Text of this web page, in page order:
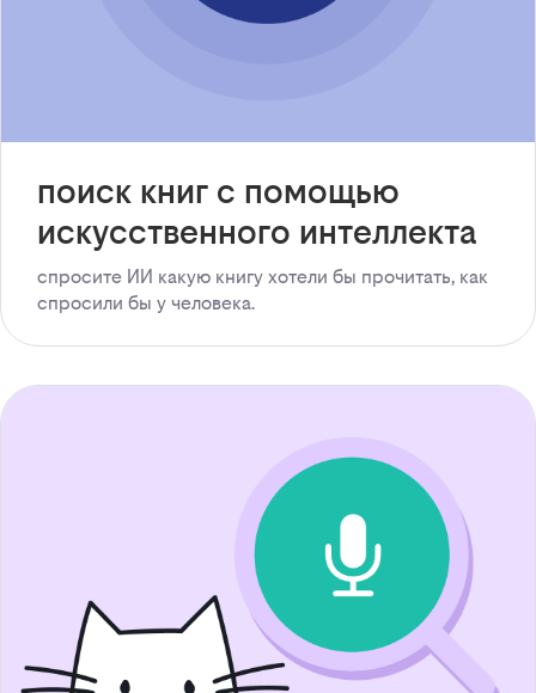
поиск книг с помощью
искусственного интеллекта
спросите ИИ какую книгу хотели бы прочитать, как
спросили бы у человека.